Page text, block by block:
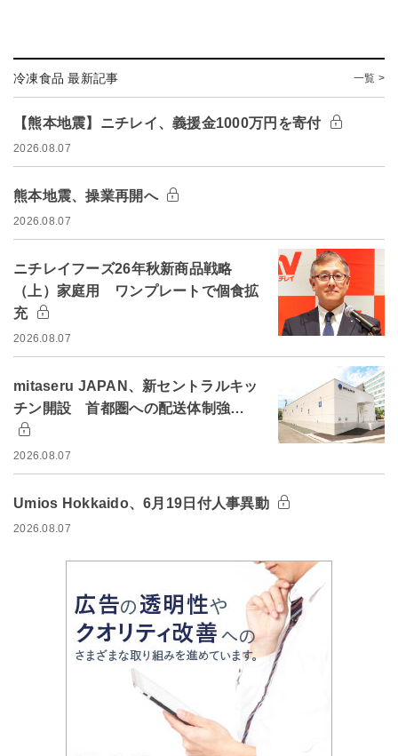
冷凍食品 最新記事 一覧 >
【熊本地震】ニチレイ、義援金1000万円を寄付
2026.08.07
熊本地震、操業再開へ
2026.08.07
ニチレイフーズ26年秋新商品戦略
（上）家庭用 ワンプレートで個食拡
充
2026.08.07
mitaseru JAPAN、新セントラルキッ
チン開設 首都圏への配送体制強…
2026.08.07
Umios Hokkaido、6月19日付人事異動
2026.08.07